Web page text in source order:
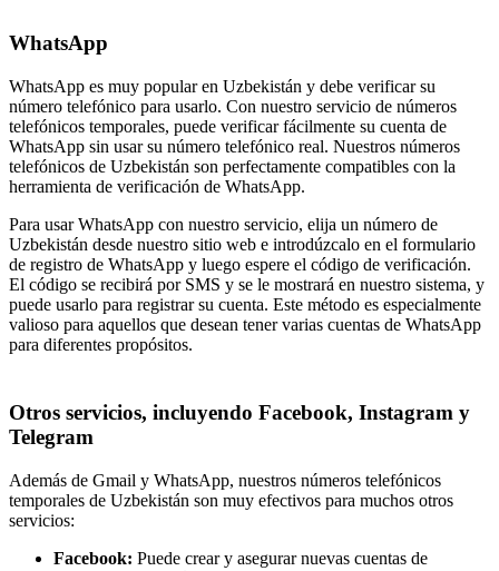
WhatsApp
WhatsApp es muy popular en Uzbekistán y debe verificar su
número telefónico para usarlo. Con nuestro servicio de números
telefónicos temporales, puede verificar fácilmente su cuenta de
WhatsApp sin usar su número telefónico real. Nuestros números
telefónicos de Uzbekistán son perfectamente compatibles con la
herramienta de verificación de WhatsApp.
Para usar WhatsApp con nuestro servicio, elija un número de
Uzbekistán desde nuestro sitio web e introdúzcalo en el formulario
de registro de WhatsApp y luego espere el código de verificación.
El código se recibirá por SMS y se le mostrará en nuestro sistema, y
puede usarlo para registrar su cuenta. Este método es especialmente
valioso para aquellos que desean tener varias cuentas de WhatsApp
para diferentes propósitos.
Otros servicios, incluyendo Facebook, Instagram y
Telegram
Además de Gmail y WhatsApp, nuestros números telefónicos
temporales de Uzbekistán son muy efectivos para muchos otros
servicios:
Facebook: Puede crear y asegurar nuevas cuentas de